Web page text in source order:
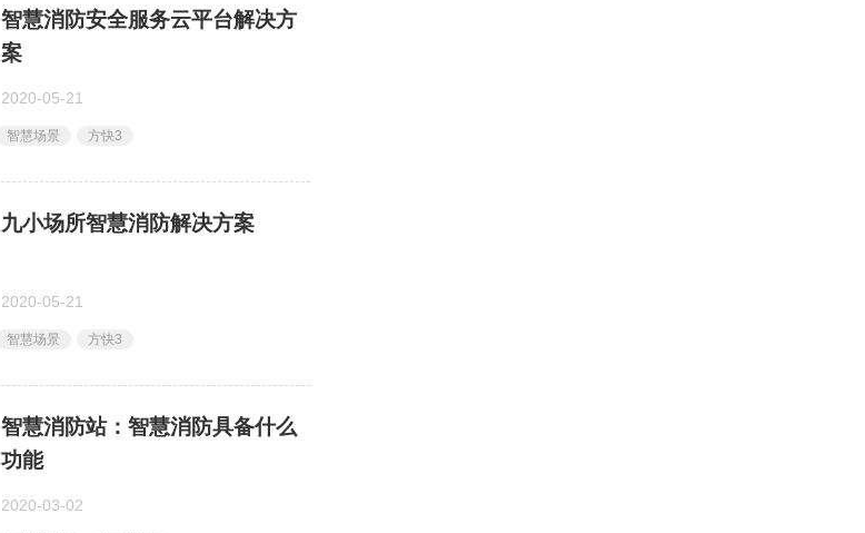
智慧消防安全服务云平台解决方
案
2020-05-21
智慧场景 方快3
九小场所智慧消防解决方案
2020-05-21
智慧场景 方快3
智慧消防站：智慧消防具备什么
功能
2020-03-02